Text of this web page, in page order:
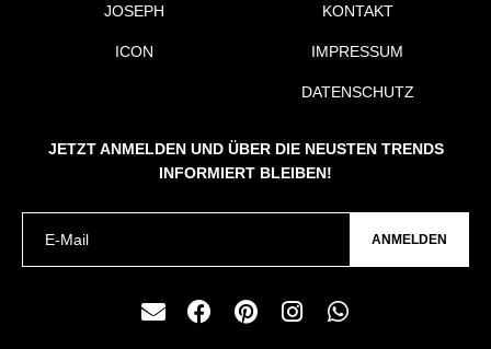
JOSEPH
ICON
KONTAKT
IMPRESSUM
DATENSCHUTZ
JETZT ANMELDEN UND ÜBER DIE NEUSTEN TRENDS
INFORMIERT BLEIBEN!
ANMELDEN